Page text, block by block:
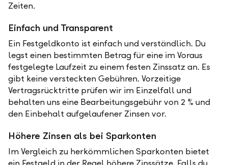
Zeiten.
Einfach und Transparent
Ein Festgeldkonto ist einfach und verständlich. Du
legst einen bestimmten Betrag für eine im Voraus
festgelegte Laufzeit zu einem festen Zinssatz an. Es
gibt keine versteckten Gebühren. Vorzeitige
Vertragsrücktritte prüfen wir im Einzelfall und
behalten uns eine Bearbeitungsgebühr von 2 % und
den Einbehalt aufgelaufener Zinsen vor.
Höhere Zinsen als bei Sparkonten
Im Vergleich zu herkömmlichen Sparkonten bietet